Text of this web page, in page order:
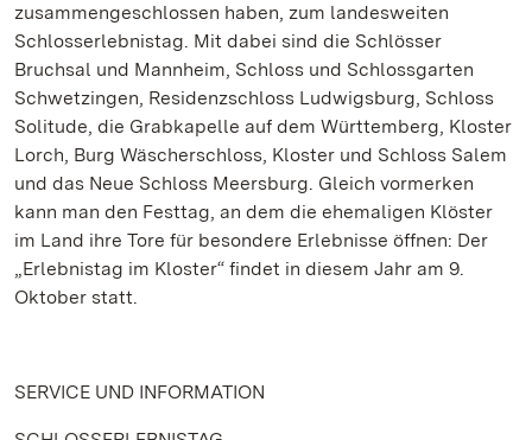
zusammengeschlossen haben, zum landesweiten
Schlosserlebnistag. Mit dabei sind die Schlösser
Bruchsal und Mannheim, Schloss und Schlossgarten
Schwetzingen, Residenzschloss Ludwigsburg, Schloss
Solitude, die Grabkapelle auf dem Württemberg, Kloster
Lorch, Burg Wäscherschloss, Kloster und Schloss Salem
und das Neue Schloss Meersburg. Gleich vormerken
kann man den Festtag, an dem die ehemaligen Klöster
im Land ihre Tore für besondere Erlebnisse öffnen: Der
„Erlebnistag im Kloster“ findet in diesem Jahr am 9.
Oktober statt.
SERVICE UND INFORMATION